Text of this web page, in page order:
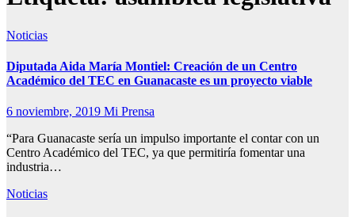
Noticias
Diputada Aida María Montiel: Creación de un Centro
Académico del TEC en Guanacaste es un proyecto viable
6 noviembre, 2019 Mi Prensa
“Para Guanacaste sería un impulso importante el contar con un
Centro Académico del TEC, ya que permitiría fomentar una
industria…
Noticias